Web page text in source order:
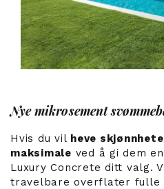
Nye mikrosement
Hvis du vil heve
maksimale ved å gi dem
Luxury Concrete ditt valg.
travelbare overflater fulle